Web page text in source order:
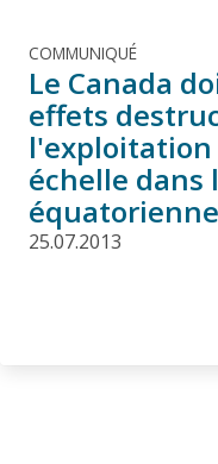
COMMUNIQUÉ
Le Canada
effets
l'exploitation
échelle dans
équatorienne
25.07.2013